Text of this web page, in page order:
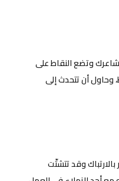
وتضع النقاط على
وحاول أن تتحدث إلى
وقد تتشتّت